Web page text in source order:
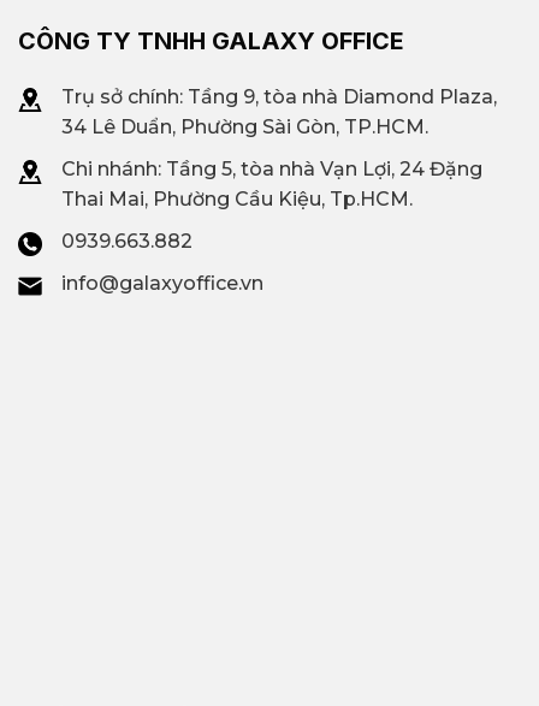
CÔNG TY TNHH GALAXY OFFICE
Trụ sở chính: Tầng 9, tòa nhà Diamond Plaza,
34 Lê Duẩn, Phường Sài Gòn, TP.HCM.
Chi nhánh: Tầng 5, tòa nhà Vạn Lợi, 24 Đặng
Thai Mai, Phường Cầu Kiệu, Tp.HCM.
0939.663.882
info@galaxyoffice.vn